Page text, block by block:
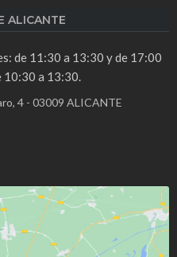
ALICANTE
de 11:30 a 13:30 y de 17:00
10:30 a 13:30.
4 - 03009 ALICANTE